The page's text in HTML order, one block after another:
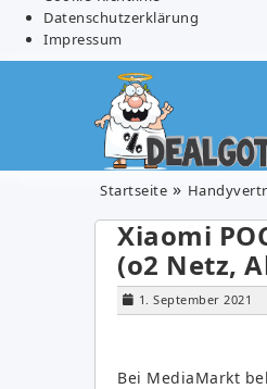
Datenschutzerklärung
Impressum
Startseite
Xiaomi
(o2 Netz,
1. September 2021
Bei MediaMarkt